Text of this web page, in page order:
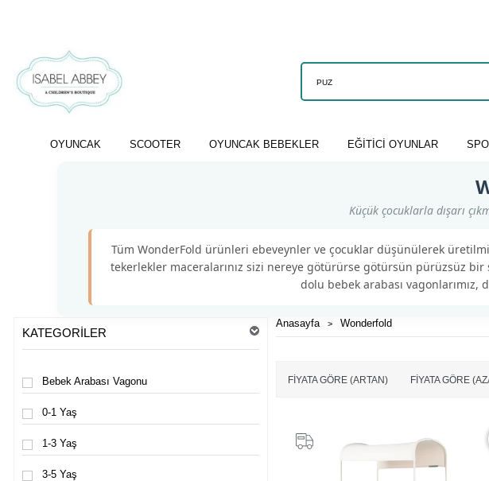
OYUNCAK SCOOTER OYUNCAK BEBEKLER EĞİTİCİ OYUNLAR
Küçük çocuklarla dışarı
Tüm WonderFold ürünleri ebeveynler ve çocuklar düşünülerek
tekerlekler maceralarınız sizi nereye götürürse götürsün pürüzsüz
dolu bebek arabası vagonlarımız,
KATEGORILER
Bebek Arabası Vagonu
0-1 Yaş
1-3 Yaş
3-5 Yaş
Anasayfa Wonderfold
FIYATA GÖRE (ARTAN) FIYATA GÖRE